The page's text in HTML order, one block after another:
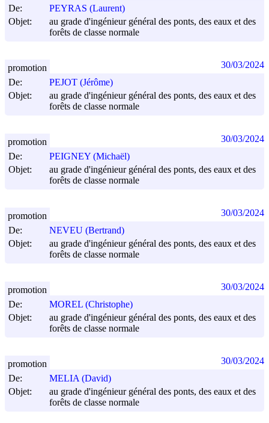
De:
PEYRAS (Laurent)
Objet:
au grade d'ingénieur général des ponts, des eaux et des
forêts de classe normale
De:
PEJOT (Jérôme)
Objet:
au grade d'ingénieur général des ponts, des eaux et des
forêts de classe normale
promotion 30/03/2024
De:
PEIGNEY (Michaël)
Objet:
au grade d'ingénieur général des ponts, des eaux et des
forêts de classe normale
promotion 30/03/2024
De:
NEVEU (Bertrand)
Objet:
au grade d'ingénieur général des ponts, des eaux et des
forêts de classe normale
promotion 30/03/2024
De:
MOREL (Christophe)
Objet:
au grade d'ingénieur général des ponts, des eaux et des
forêts de classe normale
promotion 30/03/2024
De:
MELIA (David)
Objet:
au grade d'ingénieur général des ponts, des eaux et des
forêts de classe normale
promotion 30/03/2024